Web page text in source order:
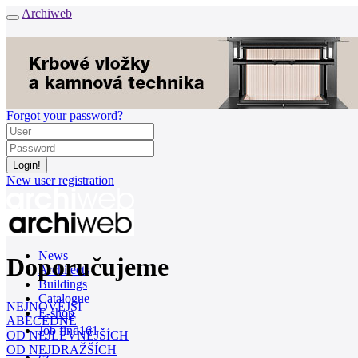
Archiweb
Forgot your password?
New user registration
News
Architects
Buildings
Catalogue
E-shop
Job find161
Doporučujeme
NEJNOVĚJŠÍ
ABECEDNĚ
OD NEJLEVNĚJŠÍCH
OD NEJDRAŽŠÍCH